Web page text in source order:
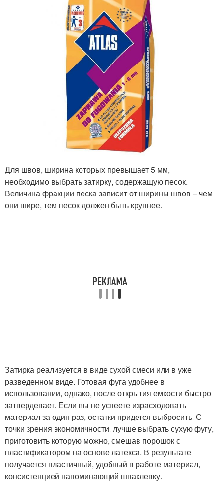
Для швов, ширина которых превышает 5 мм,
необходимо выбрать затирку, содержащую песок.
Величина фракции песка зависит от ширины швов – чем
они шире, тем песок должен быть крупнее.
Затирка реализуется в виде сухой смеси или в уже
разведенном виде. Готовая фуга удобнее в
использовании, однако, после открытия емкости быстро
затвердевает. Если вы не успеете израсходовать
материал за один раз, остатки придется выбросить. С
точки зрения экономичности, лучше выбрать сухую фугу,
приготовить которую можно, смешав порошок с
пластификатором на основе латекса. В результате
получается пластичный, удобный в работе материал,
консистенцией напоминающий шпаклевку.